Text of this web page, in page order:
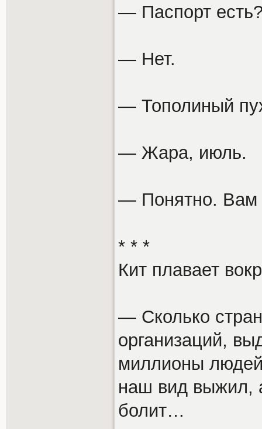
— Паспорт
— Нет.
— Тополиный
— Жара, июль.
— Понятно. Вам
* * *
Кит плавает
— Сколько
организаций,
миллионы
наш вид выжил,
болит…